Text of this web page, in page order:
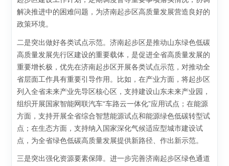
解决推进中的困难问题，为济南起步区高质量发展营造良好的
政策环境。
二是突出做好各类试点示范。济南起步区是推动山东绿色低碳
高质量发展先行区建设的重要载体，是促进全省高质量发展的
重要增长极，优先在济南起步区开展各类试点示范，对推动全
省层面工作具有重要引导作用。比如，在产业方面，将起步区
列入全省未来产业先导区核心区，支持建设山东未来产业园，
组织开展国家智能网联汽车“车路云一体化”应用试点；在能源
方面，支持开展全省综合智慧能源试点和能源绿色低碳转型试
点；在生态方面，支持纳入国家深化气候适应型城市建设试
点，为全省绿色低碳高质量发展提供新路径、作出新示范。
三是突出强化资源要素保障。进一步完善济南起步区绿色通道